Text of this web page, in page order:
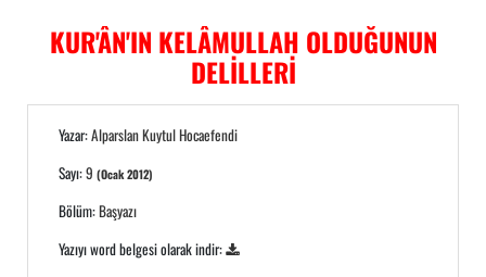
KUR'ÂN'IN KELÂMULLAH OLDUĞUNUN
DELİLLERİ
Yazar:Alparslan Kuytul Hocaefendi
Sayı:9 (Ocak 2012)
Bölüm:Başyazı
Yazıyı word belgesi olarak indir: